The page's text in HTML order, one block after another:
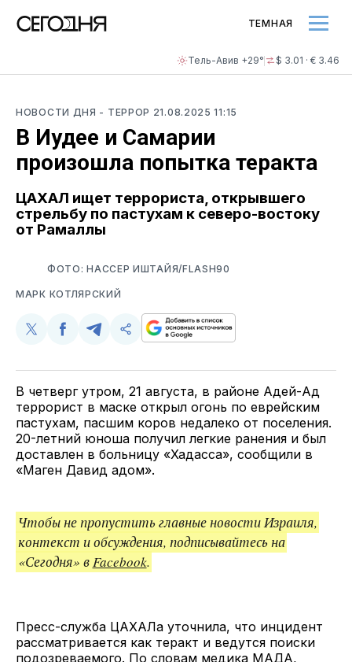
Тель-Авив +29° $ 3.01 · € 3.46
ТЕМНАЯ
НОВОСТИ ДНЯ - ТЕРРОР 21.08.2025 11:15
В Иудее и Самарии
произошла попытка теракта
ЦАХАЛ ищет террориста, открывшего
стрельбу по пастухам к северо-востоку
от Рамаллы
ФОТО: НАССЕР ИШТАЙЯ/FLASH90
МАРК КОТЛЯРСКИЙ
Поделиться
Twitter
Поделиться
Facebook
Поделиться
Telegram
Скопируйте
поделитесь
ссылкой
В четверг утром, 21 августа, в районе Адей-Ад
террорист в маске открыл огонь по еврейским
пастухам, пасшим коров недалеко от поселения.
20-летний юноша получил легкие ранения и был
доставлен в больницу «Хадасса», сообщили в
«Маген Давид адом».
Чтобы не пропустить главные новости Израиля,
контекст и обсуждения, подписывайтесь на
«Сегодня» вFacebook.
Пресс-служба ЦАХАЛа уточнила, что инцидент
рассматривается как теракт и ведутся поиски
подозреваемого. По словам медика МАДА,